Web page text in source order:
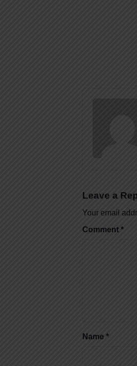
Leave a
Your email
Comment *
Name *